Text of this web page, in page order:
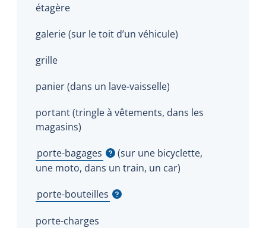
étagère
galerie (sur le toit d’un véhicule)
grille
panier (dans un lave-vaisselle)
portant (tringle à vêtements, dans les
magasins)
porte-bagages
Afficher l'infobulle(sur une bicyclette,
une moto, dans un train, un car)
porte-bouteilles
Afficher l'infobulle
porte-charges